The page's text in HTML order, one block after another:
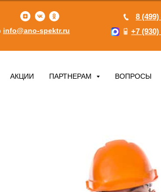
+7 (930)
8 (499)
info@ano-spektr.ru
АКЦИИ ПАРТНЕРАМ ВОПРОСЫ